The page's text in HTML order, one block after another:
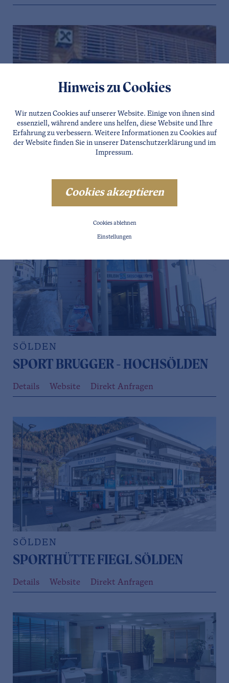
Website Direkt Anfragen
SÖLDEN
SPORT BRUGGER - HOCHSÖLDEN
Details Website Direkt Anfragen
SÖLDEN
SPORTHÜTTE FIEGL SÖLDEN
Details Website Direkt Anfragen
Hinweis zu Cookies
Wir nutzen Cookies auf unserer Website. Einige von ihnen sind
essenziell, während andere uns helfen, diese Website und Ihre
Erfahrung zu verbessern. Weitere Informationen zu Cookies auf
der Website finden Sie in unserer Datenschutzerklärungund im
Impressum.
Cookies akzeptieren
Cookies ablehnen
Einstellungen